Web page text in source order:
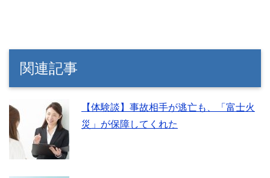
関連記事
【体験談】事故相手が逃亡も、「富士火
災」が保障してくれた